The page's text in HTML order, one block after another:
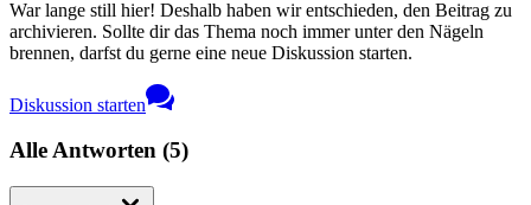
War lange still hier! Deshalb haben wir entschieden, den Beitrag zu
archivieren. Sollte dir das Thema noch immer unter den Nägeln
brennen, darfst du gerne eine neue Diskussion starten.
Diskussion starten
Alle Antworten (5)